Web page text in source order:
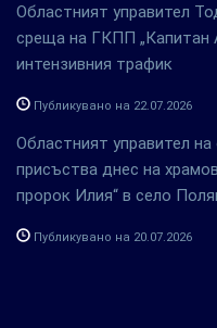
Областният управител
среща на ГКПП „Капитан
интензивния трафик
Публикувано на 22.07.2026
Областният управител
присъства днес на
пророк Илия“ в село
Публикувано на 20.07.2026